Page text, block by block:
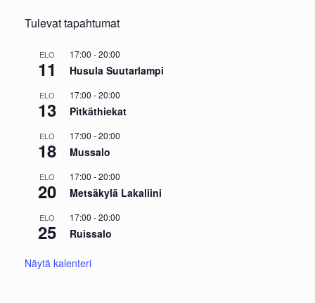
Tulevat tapahtumat
ELO
11
17:00 -20:00
Husula Suutarlampi
ELO
13
17:00 -20:00
Pitkäthiekat
ELO
18
17:00 -20:00
Mussalo
ELO
20
17:00 -20:00
Metsäkylä Lakaliini
ELO
25
17:00 -20:00
Ruissalo
Näytä kalenteri